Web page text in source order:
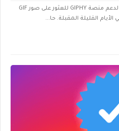
يجري حاليًا تحديث تطبيق إنستاجرام لدعم منصة GIPHY للعثور على صور GIF
القليلة المقبلة. حا...